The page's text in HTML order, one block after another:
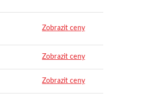
Zobrazit ceny
Zobrazit ceny
Zobrazit ceny